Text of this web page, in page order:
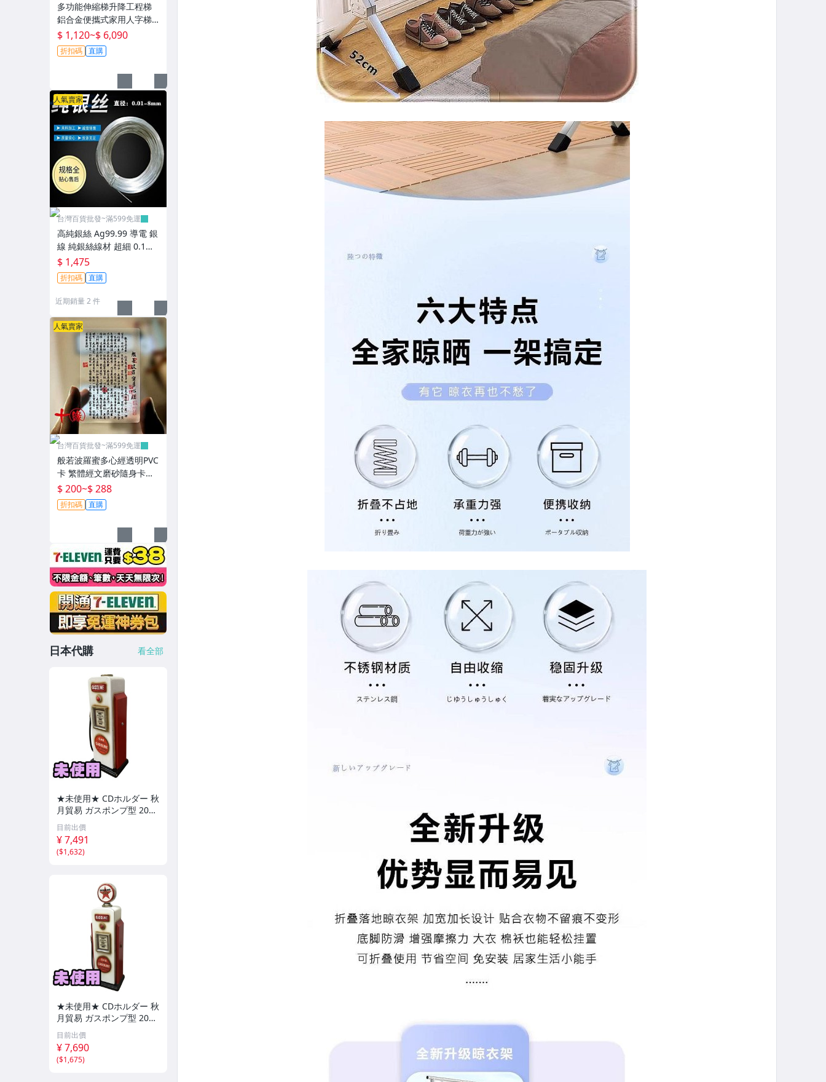
多功能伸縮梯升降工程梯
鋁合金便攜式家用人字梯
直梯不銹鋼折疊梯~T0730
$ 1,120~$ 6,090
折扣碼 直購
人氣賣家
台灣百貨批發~滿599免運
高純銀絲 Ag99.99 導電 銀
線 純銀絲線材 超細 0.1m
m 實驗科研
$ 1,475
折扣碼 直購
近期銷量 2 件
人氣賣家
台灣百貨批發~滿599免運
般若波羅蜜多心經透明PVC
卡 繁體經文磨砂隨身卡片~
T0721
$ 200~$ 288
折扣碼 直購
日本代購 看全部
★未使用★ CDホルダー 秋
月貿易 ガスポンプ型 205
MS1624 直接お渡し歓迎
OUK895192相
目前出價
¥ 7,491
($1,632)
★未使用★ CDホルダー 秋
月貿易 ガスポンプ型 205
MS1624 直接お渡し歓迎 B
QK895193相
目前出價
¥ 7,690
($1,675)